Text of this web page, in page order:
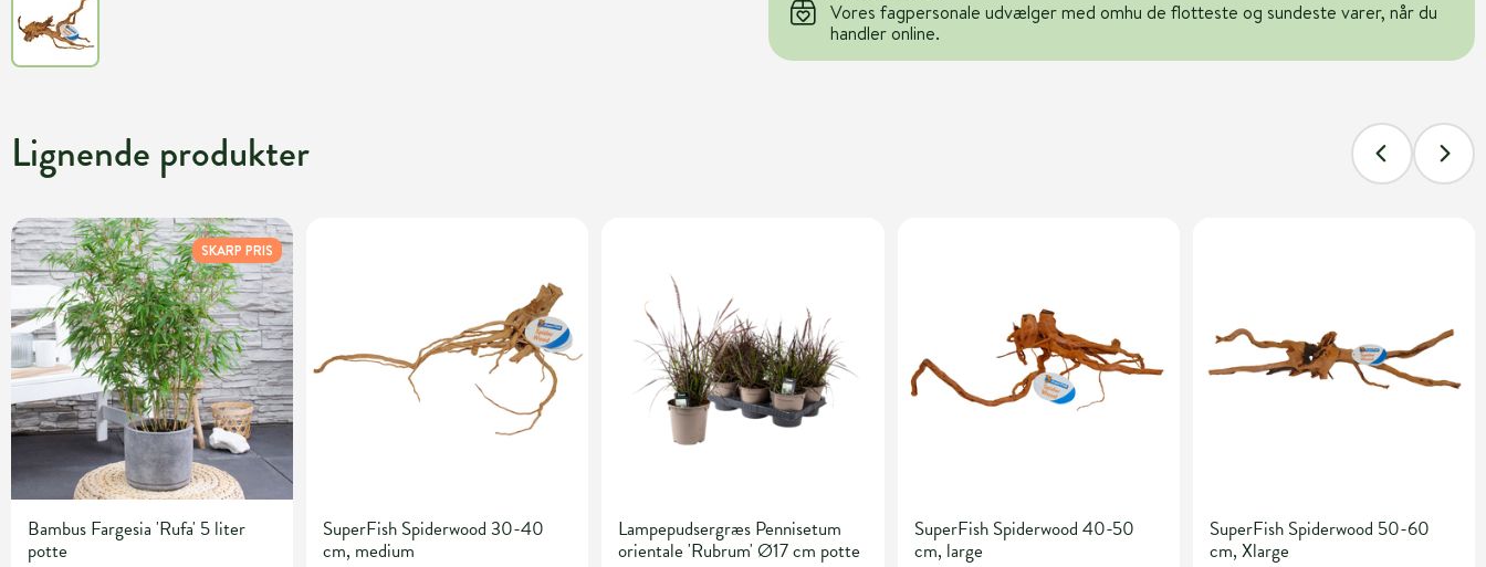
Vores fagpersonale udvælger med omhu de flotteste og sundeste varer, når du
handler online.
Lignende produkter
SKARP PRIS
Bambus Fargesia 'Rufa' 5 liter
potte
SuperFish Spiderwood 30-40
cm, medium
Lampepudsergræs Pennisetum
orientale 'Rubrum' Ø17 cm potte
SuperFish Spiderwood 40-50
cm, large
SuperFish Spiderwood 50-60
cm, Xlarge